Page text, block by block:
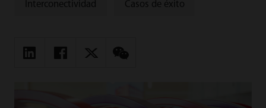
Interconectividad Casos de éxito